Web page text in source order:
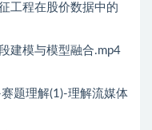
工程在股价数据中的
建模与模型融合.mp4
题理解(1)-理解流媒体